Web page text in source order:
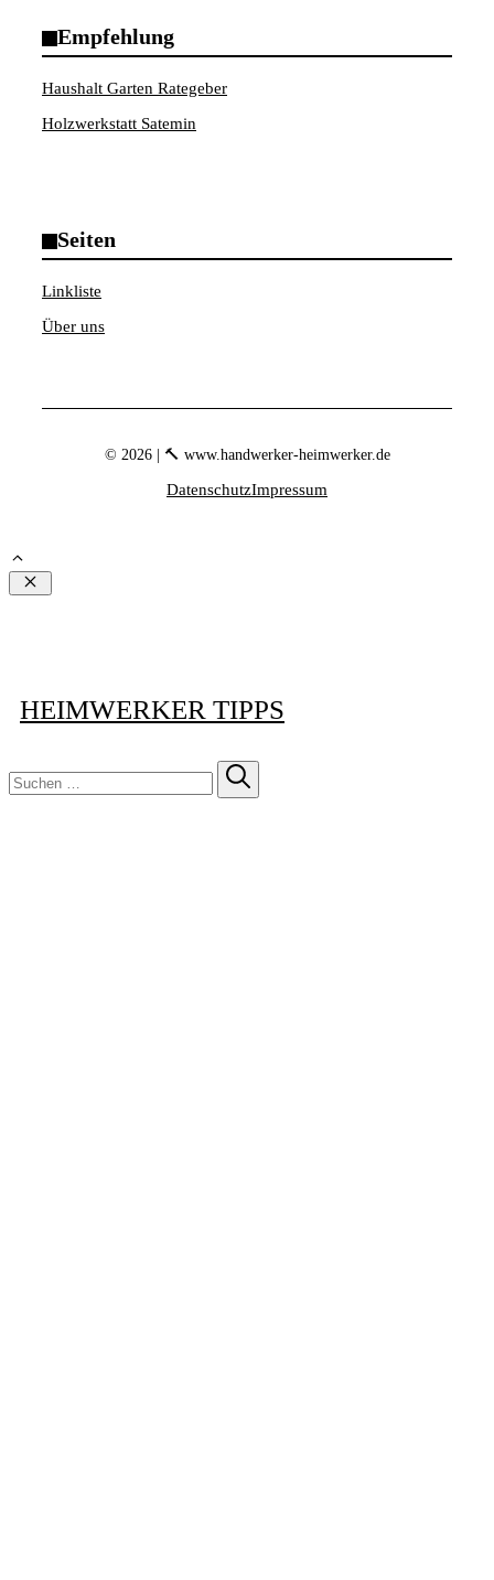
Empfehlung
Haushalt Garten Rategeber
Holzwerkstatt Satemin
Seiten
Linkliste
Über uns
© 2026 | 🔨 www.handwerker-heimwerker.de
DatenschutzImpressum
Schließen
HEIMWERKER TIPPS
Suchen
nach: